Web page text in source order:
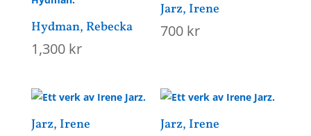
Hydman, Rebecka
1,300 kr
Jarz, Irene
700 kr
Jarz, Irene Jarz, Irene